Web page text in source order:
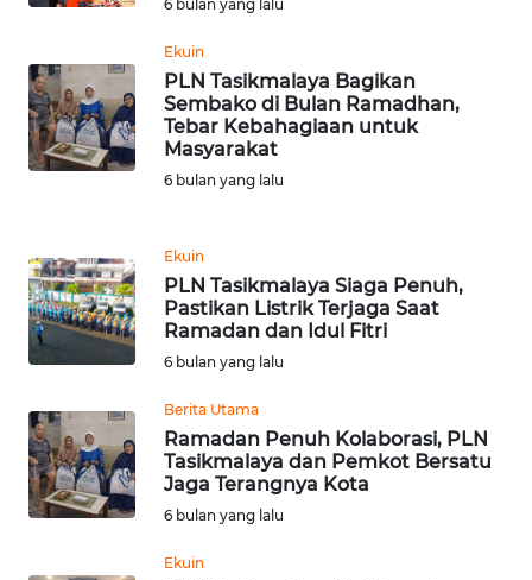
6 bulan yang lalu
Ekuin
PLN Tasikmalaya Bagikan
Sembako di Bulan Ramadhan,
Tebar Kebahagiaan untuk
Masyarakat
6 bulan yang lalu
Ekuin
PLN Tasikmalaya Siaga Penuh,
Pastikan Listrik Terjaga Saat
Ramadan dan Idul Fitri
6 bulan yang lalu
Berita Utama
Ramadan Penuh Kolaborasi, PLN
Tasikmalaya dan Pemkot Bersatu
Jaga Terangnya Kota
6 bulan yang lalu
Ekuin
SUMBAR
WN
SUMSEL
WN
LAMPUNG
WN
JATENG
NUSANTARA
WN